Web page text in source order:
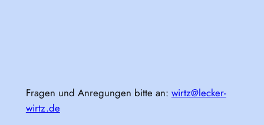
Fragen und Anregungen bitte an: wirtz@lecker-
wirtz.de